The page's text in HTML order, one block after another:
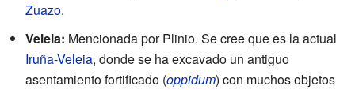
Zuazo.
Veleia: Mencionada por Plinio. Se cree que es la actual
Iruña-Veleia, donde se ha excavado un antiguo
asentamiento fortificado (oppidum) con muchos objetos